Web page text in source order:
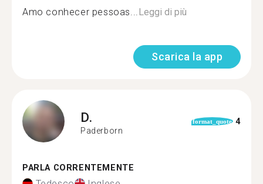
Amo conhecer pessoas...Leggi di più
Scarica la app
D.
Paderborn
format_quote 4
PARLA CORRENTEMENTE